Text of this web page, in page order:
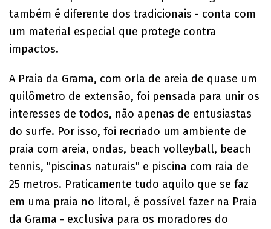
também é diferente dos tradicionais - conta com
um material especial que protege contra
impactos.
A Praia da Grama, com orla de areia de quase um
quilômetro de extensão, foi pensada para unir os
interesses de todos, não apenas de entusiastas
do surfe. Por isso, foi recriado um ambiente de
praia com areia, ondas, beach volleyball, beach
tennis, "piscinas naturais" e piscina com raia de
25 metros. Praticamente tudo aquilo que se faz
em uma praia no litoral, é possível fazer na Praia
da Grama - exclusiva para os moradores do